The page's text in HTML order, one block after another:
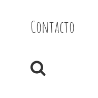
Contacto